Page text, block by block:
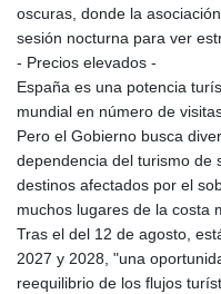
oscuras, donde la
sesión nocturna para ver
- Precios elevados -
España es una potencia
mundial en número de
Pero el Gobierno busca
dependencia del turismo de
destinos afectados por el
muchos lugares de la costa
Tras el del 12 de agosto,
2027 y 2028, "una
reequilibrio de los flujos